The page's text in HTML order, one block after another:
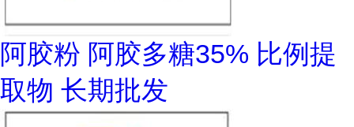
阿胶粉 阿胶多糖35% 比例提
取物 长期批发